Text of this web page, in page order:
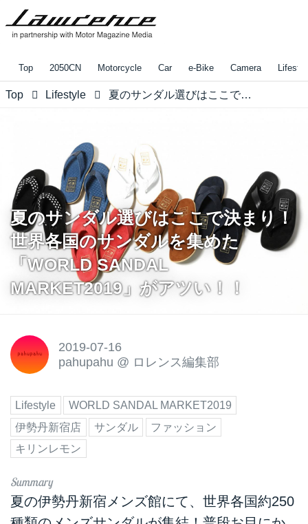
Top 2050CN Motorcycle Car e-Bike Camera
Top Lifestyle 夏のサンダル選びはここで決まり！世界各国のサンダルを集めた「WORLD SANDAL MARKET2019」がアツい！！
夏のサンダル選びはここで決まり！
世界各国のサンダルを集めた
「WORLD SANDAL
MARKET2019」がアツい！！
2019-07-16
pahupahu @ ロレンス編集部
Lifestyle
WORLD SANDAL MARKET2019
伊勢丹新宿店
サンダル
ファッション
キリンレモン
夏の伊勢丹新宿メンズ館にて、世界各国約250